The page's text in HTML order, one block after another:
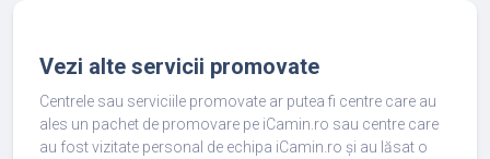
Vezi alte servicii promovate
Centrele sau serviciile promovate ar putea fi centre care au
ales un pachet de promovare pe iCamin.ro sau centre care
au fost vizitate personal de echipa iCamin.ro și au lăsat o